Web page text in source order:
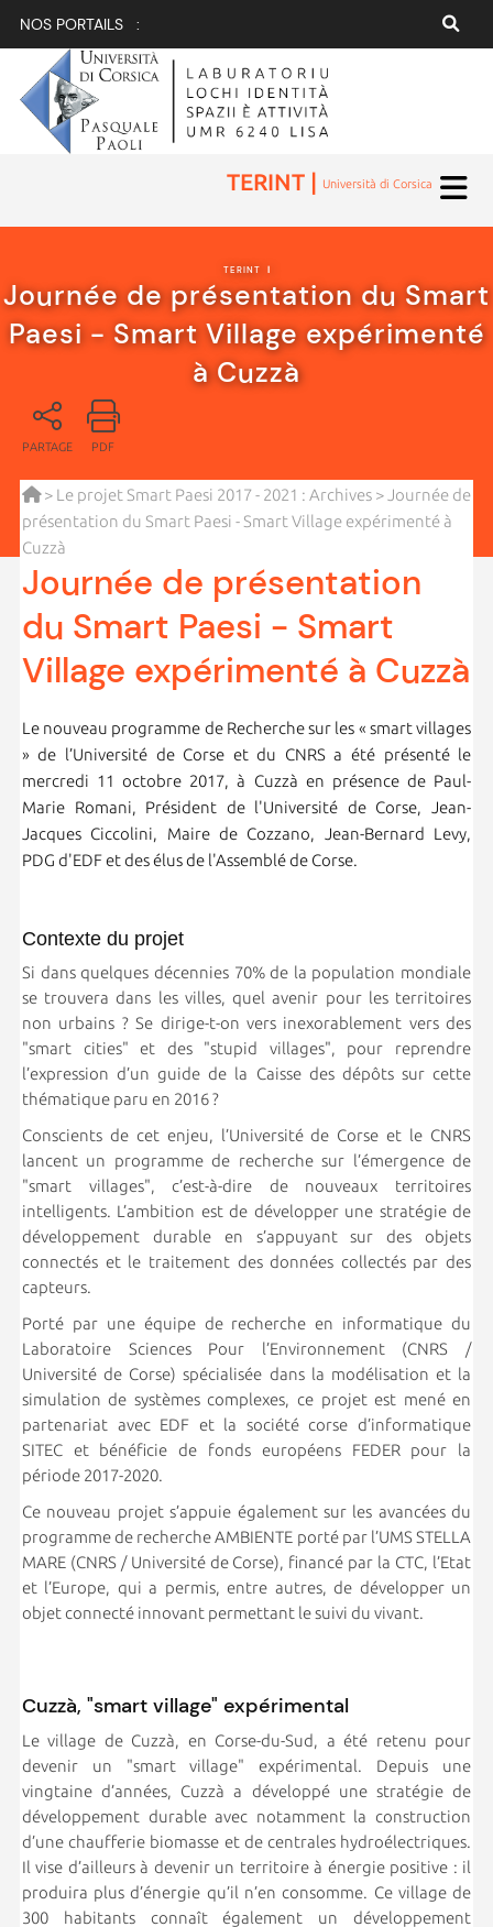
NOS PORTAILS :
TERINT | Università di Corsica
TERINT |
Journée de présentation du Smart
Paesi - Smart Village expérimenté
à Cuzzà
PARTAGE PDF
> Le projet Smart Paesi 2017 - 2021 : Archives> Journée de
présentation du Smart Paesi - Smart Village expérimenté à
Cuzzà
Journée de présentation
du Smart Paesi - Smart
Village expérimenté à Cuzzà
Le nouveau programme de Recherche sur les « smart villages
» de l’Université de Corse et du CNRS a été présenté le
mercredi 11 octobre 2017, à Cuzzà en présence de Paul-
Marie Romani, Président de l'Université de Corse, Jean-
Jacques Ciccolini, Maire de Cozzano, Jean-Bernard Levy,
PDG d'EDF et des élus de l'Assemblé de Corse.
Contexte du projet
Si dans quelques décennies 70% de la population mondiale
se trouvera dans les villes, quel avenir pour les territoires
non urbains ? Se dirige-t-on vers inexorablement vers des
"smart cities" et des "stupid villages", pour reprendre
l’expression d’un guide de la Caisse des dépôts sur cette
thématique paru en 2016 ?
Conscients de cet enjeu, l’Université de Corse et le CNRS
lancent un programme de recherche sur l’émergence de
"smart villages", c’est-à-dire de nouveaux territoires
intelligents. L’ambition est de développer une stratégie de
développement durable en s’appuyant sur des objets
connectés et le traitement des données collectés par des
capteurs.
Porté par une équipe de recherche en informatique du
Laboratoire Sciences Pour l’Environnement (CNRS /
Université de Corse) spécialisée dans la modélisation et la
simulation de systèmes complexes, ce projet est mené en
partenariat avec EDF et la société corse d’informatique
SITEC et bénéficie de fonds européens FEDER pour la
période 2017-2020.
Ce nouveau projet s’appuie également sur les avancées du
programme de recherche AMBIENTE porté par l’UMS STELLA
MARE (CNRS / Université de Corse), financé par la CTC, l’Etat
et l’Europe, qui a permis, entre autres, de développer un
objet connecté innovant permettant le suivi du vivant.
Cuzzà, "smart village" expérimental
Le village de Cuzzà, en Corse-du-Sud, a été retenu pour
devenir un "smart village" expérimental. Depuis une
vingtaine d’années, Cuzzà a développé une stratégie de
développement durable avec notamment la construction
d’une chaufferie biomasse et de centrales hydroélectriques.
Il vise d’ailleurs à devenir un territoire à énergie positive : il
produira plus d’énergie qu’il n’en consomme. Ce village de
300 habitants connaît également un développement